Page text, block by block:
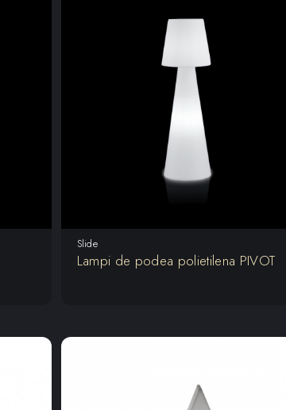
Slide
Lampi de podea polietilena PIVOT